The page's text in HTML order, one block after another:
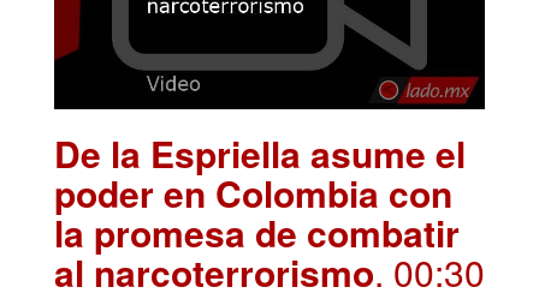
De la Espriella asume el
poder en Colombia con
la promesa de combatir
al narcoterrorismo. 00:30